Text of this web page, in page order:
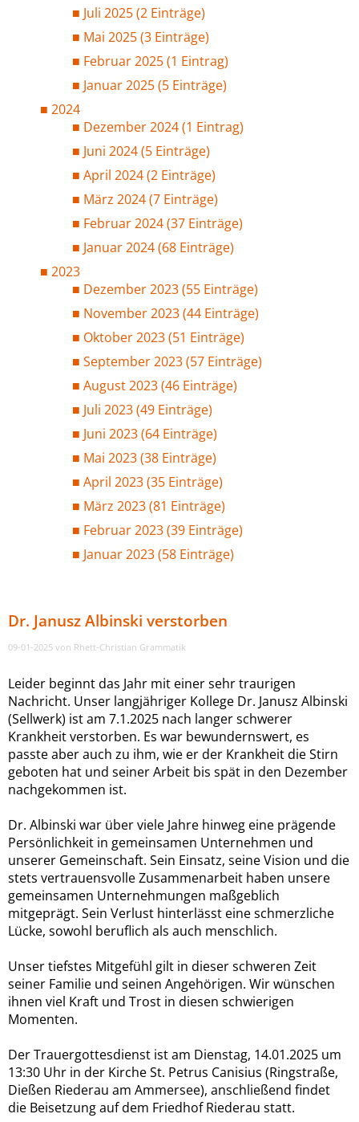
Juli 2025 (2 Einträge)
Mai 2025 (3 Einträge)
Februar 2025 (1 Eintrag)
Januar 2025 (5 Einträge)
2024
Dezember 2024 (1 Eintrag)
Juni 2024 (5 Einträge)
April 2024 (2 Einträge)
März 2024 (7 Einträge)
Februar 2024 (37 Einträge)
Januar 2024 (68 Einträge)
2023
Dezember 2023 (55 Einträge)
November 2023 (44 Einträge)
Oktober 2023 (51 Einträge)
September 2023 (57 Einträge)
August 2023 (46 Einträge)
Juli 2023 (49 Einträge)
Juni 2023 (64 Einträge)
Mai 2023 (38 Einträge)
April 2023 (35 Einträge)
März 2023 (81 Einträge)
Februar 2023 (39 Einträge)
Januar 2023 (58 Einträge)
Dr. Janusz Albinski verstorben
09-01-2025 von Rhett-Christian Grammatik
Leider beginnt das Jahr mit einer sehr traurigen
Nachricht. Unser langjähriger Kollege Dr. Janusz Albinski
(Sellwerk) ist am 7.1.2025 nach langer schwerer
Krankheit verstorben. Es war bewundernswert, es
passte aber auch zu ihm, wie er der Krankheit die Stirn
geboten hat und seiner Arbeit bis spät in den Dezember
nachgekommen ist.
Dr. Albinski war über viele Jahre hinweg eine prägende
Persönlichkeit in gemeinsamen Unternehmen und
unserer Gemeinschaft. Sein Einsatz, seine Vision und die
stets vertrauensvolle Zusammenarbeit haben unsere
gemeinsamen Unternehmungen maßgeblich
mitgeprägt. Sein Verlust hinterlässt eine schmerzliche
Lücke, sowohl beruflich als auch menschlich.
Unser tiefstes Mitgefühl gilt in dieser schweren Zeit
seiner Familie und seinen Angehörigen. Wir wünschen
ihnen viel Kraft und Trost in diesen schwierigen
Momenten.
Der Trauergottesdienst ist am Dienstag, 14.01.2025 um
13:30 Uhr in der Kirche St. Petrus Canisius (Ringstraße,
Dießen Riederau am Ammersee), anschließend findet
die Beisetzung auf dem Friedhof Riederau statt.